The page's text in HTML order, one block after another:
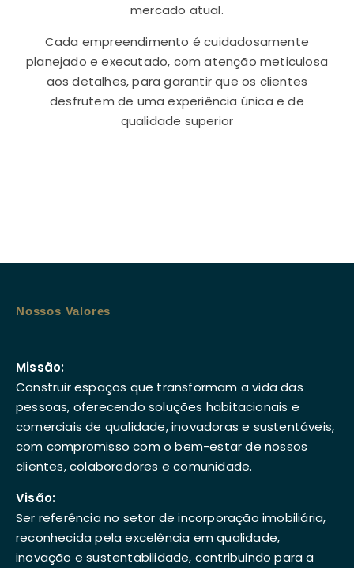
mercado atual.
Cada empreendimento é cuidadosamente
planejado e executado, com atenção meticulosa
aos detalhes, para garantir que os clientes
desfrutem de uma experiência única e de
qualidade superior
Nossos Valores
Missão:
Construir espaços que transformam a vida das
pessoas, oferecendo soluções habitacionais e
comerciais de qualidade, inovadoras e sustentáveis,
com compromisso com o bem-estar de nossos
clientes, colaboradores e comunidade.
Visão:
Ser referência no setor de incorporação imobiliária,
reconhecida pela excelência em qualidade,
inovação e sustentabilidade, contribuindo para a